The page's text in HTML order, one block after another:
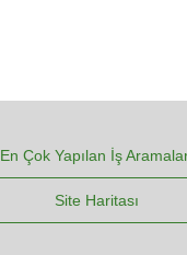
En Çok Yapılan İş
Site Haritası